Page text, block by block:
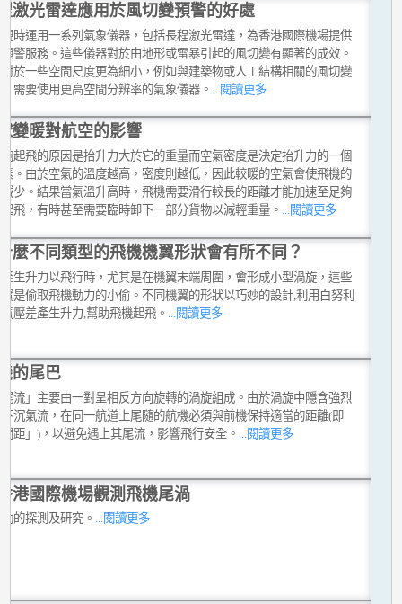
激光雷達應用於風切變預警的好處
時運用一系列氣象儀器，包括長程激光雷達，為香港國際機場提供
警服務。這些儀器對於由地形或雷暴引起的風切變有顯著的成效。
於一些空間尺度更為細小，例如與建築物或人工結構相關的風切變
需要使用更高空間分辨率的氣象儀器。
...閱讀更多
變暖對航空的影響
起飛的原因是抬升力大於它的重量而空氣密度是決定抬升力的一個
。由於空氣的溫度越高，密度則越低，因此較暖的空氣會使飛機的
少。結果當氣溫升高時，飛機需要滑行較長的距離才能加速至足夠
飛，有時甚至需要臨時卸下一部分貨物以減輕重量。 ...閱讀更多
麼不同類型的飛機機翼形狀會有所不同？
生升力以飛行時，尤其是在機翼末端周圍，會形成小型渦旋，這些
是偷取飛機動力的小偷。不同機翼的形狀以巧妙的設計,利用白努利
壓差產生升力,幫助飛機起飛。
...閱讀更多
的尾巴
流」主要由一對呈相反方向旋轉的渦旋組成。由於渦旋中隱含強烈
沉氣流，在同一航道上尾隨的航機必須與前機保持適當的距離(即
距」)，以避免遇上其尾流，影響飛行安全。
...閱讀更多
港國際機場觀測飛機尾渦
的探測及研究。 ...閱讀更多